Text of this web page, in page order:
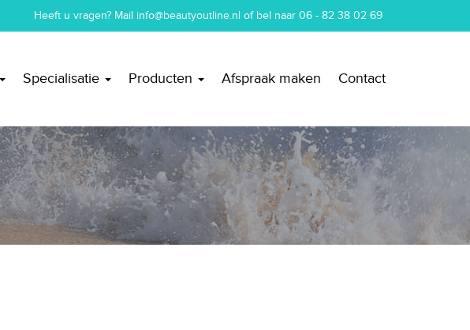
Heeft u vragen? Mail info@beautyoutline.nl of bel naar 06 - 82 38 02 69
Specialisatie Producten Afspraak maken Contact